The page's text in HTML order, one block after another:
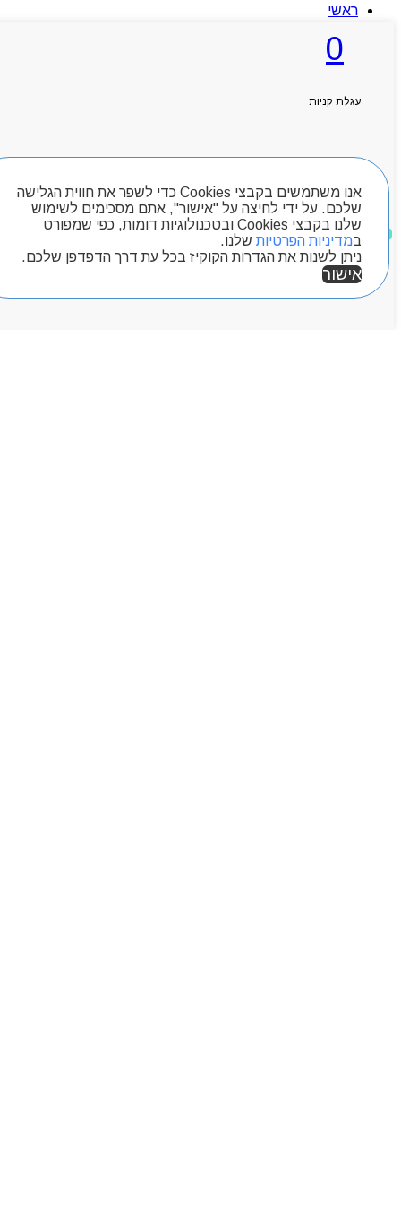
אנו משתמשים בקבצי Cookies כדי לשפר את חווית הגלישה
שלכם. על ידי לחיצה על "אישור", אתם מסכימים לשימוש
שלנו בקבצי Cookies ובטכנולוגיות דומות, כפי שמפורט
במדיניות הפרטיות שלנו.
ניתן לשנות את הגדרות הקוקיז בכל עת דרך הדפדפן שלכם.
אישור
0
עגלת קניות
חיפוש מוצרים
מוצרים שאהבתי
ראשי
קטלוג מוצרים
המגזין